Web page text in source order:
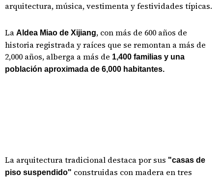
arquitectura, música, vestimenta y festividades típicas.
La Aldea Miao de Xijiang, con más de 600 años de
historia registrada y raíces que se remontan a más de
2,000 años, alberga a más de 1,400 familias y una
población aproximada de 6,000 habitantes.
La arquitectura tradicional destaca por sus "casas de
piso suspendido" construidas con madera en tres